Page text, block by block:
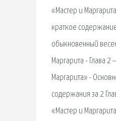
«Мастер и
краткое
обыкновенный
Маргарита - Глава
Маргарита» -
содержания за 2
«Мастер и